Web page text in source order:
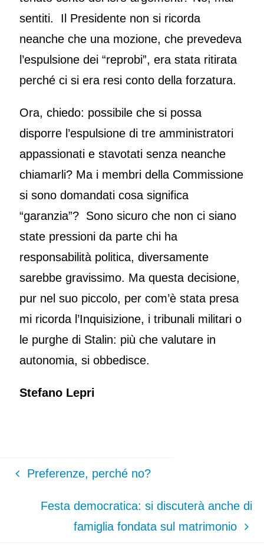
sentiti. Il Presidente non si ricorda
neanche che una mozione, che prevedeva
l’espulsione dei “reprobi”, era stata ritirata
perché ci si era resi conto della forzatura.
Ora, chiedo: possibile che si possa
disporre l’espulsione di tre amministratori
appassionati e stavotati senza neanche
chiamarli? Ma i membri della Commissione
si sono domandati cosa significa
“garanzia”? Sono sicuro che non ci siano
state pressioni da parte chi ha
responsabilità politica, diversamente
sarebbe gravissimo. Ma questa decisione,
pur nel suo piccolo, per com’è stata presa
mi ricorda l’Inquisizione, i tribunali militari o
le purghe di Stalin: più che valutare in
autonomia, si obbedisce.
Stefano Lepri
Preferenze, perché no?
Festa democratica: si discuterà anche di
famiglia fondata sul matrimonio